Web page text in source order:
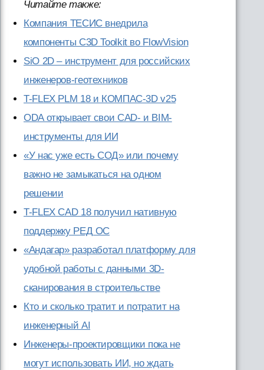
Читайте также:
Компания ТЕСИС внедрила
компоненты C3D Toolkit во FlowVision
SiO 2D – инструмент для российских
инженеров-геотехников
T-FLEX PLM 18 и КОМПАС-3D v25
ODA открывает свои CAD- и BIM-
инструменты для ИИ
«У нас уже есть СОД» или почему
важно не замыкаться на одном
решении
T-FLEX CAD 18 получил нативную
поддержку РЕД ОС
«Андагар» разработал платформу для
удобной работы с данными 3D-
сканирования в строительстве
Кто и сколько тратит и потратит на
инженерный AI
Инженеры-проектировщики пока не
могут использовать ИИ, но ждать